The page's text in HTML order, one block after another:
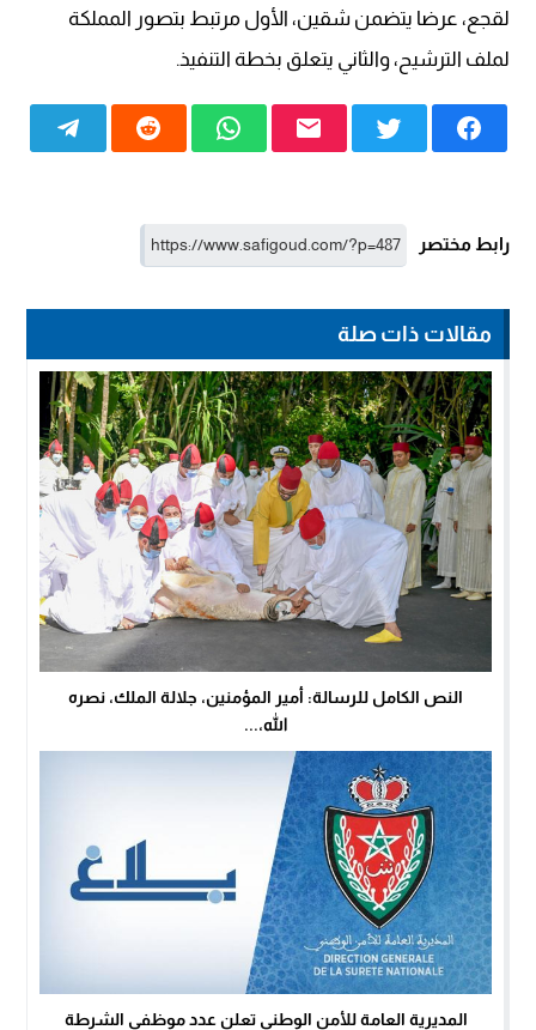
لقجع، عرضا يتضمن شقين، الأول مرتبط بتصور المملكة
لملف الترشيح، والثاني يتعلق بخطة التنفيذ.
رابط مختصر
مقالات ذات صلة
النص الكامل للرسالة: أمير المؤمنين، جلالة الملك، نصره
الله،...
المديرية العامة للأمن الوطني تعلن عدد موظفي الشرطة